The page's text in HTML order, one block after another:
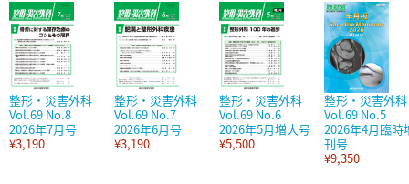
整形・災害外科
Vol.69 No.8
2026年7月号
¥3,190
整形・災害外科
Vol.69 No.7
2026年6月号
¥3,190
整形・災害外科
Vol.69 No.6
2026年5月増大号
¥5,500
整形・災害外科
Vol.69 No.5
2026年4月臨時
刊号
¥9,350